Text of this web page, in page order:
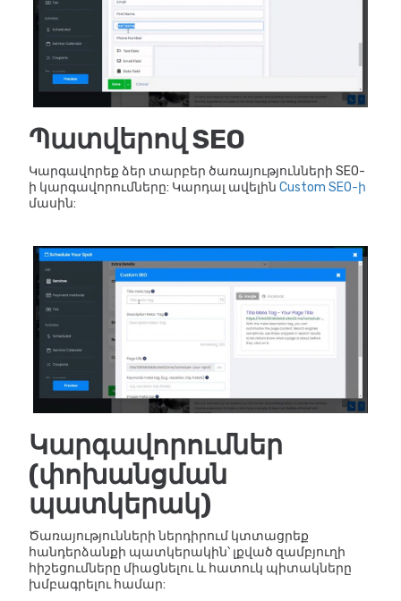
Պատվերով SEO
Կարգավորեք ձեր տարբեր ծառայությունների SEO-
ի կարգավորումները: Կարդալ ավելին Custom SEO-ի
մասին:
Կարգավորումներ
(փոխանցման
պատկերակ)
Ծառայությունների ներդիրում կտտացրեք
հանդերձանքի պատկերակին՝ լքված զամբյուղի
հիշեցումները միացնելու և հատուկ պիտակները
խմբագրելու համար: